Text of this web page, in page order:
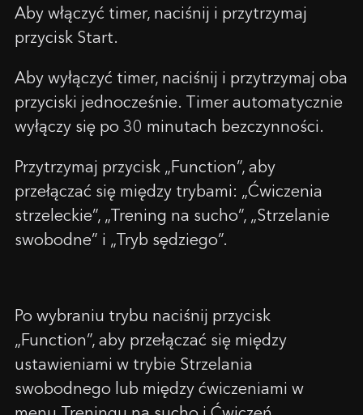
Aby włączyć timer, naciśnij i przytrzymaj
przycisk Start.
Aby wyłączyć timer, naciśnij i przytrzymaj oba
przyciski jednocześnie. Timer automatycznie
wyłączy się po 30 minutach bezczynności.
Przytrzymaj przycisk „Function”, aby
przełączać się między trybami: „Ćwiczenia
strzeleckie”, „Trening na sucho”, „Strzelanie
swobodne” i „Tryb sędziego”.
Po wybraniu trybu naciśnij przycisk
„Function”, aby przełączać się między
ustawieniami w trybie Strzelania
swobodnego lub między ćwiczeniami w